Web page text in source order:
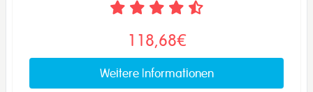
118,68€
Weitere Informationen